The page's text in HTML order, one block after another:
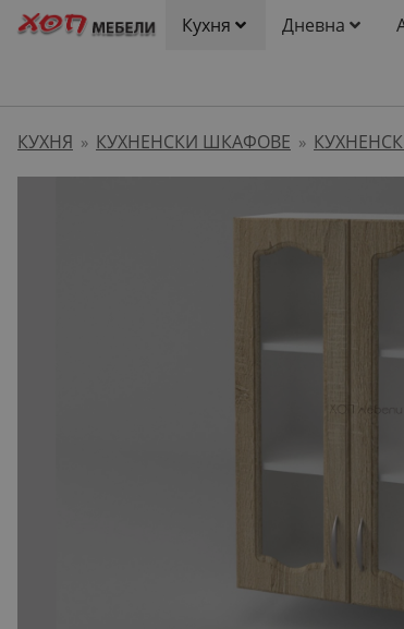
Кухня Дневна
КУХНЯ » КУХНЕНСКИ ШКАФОВЕ »